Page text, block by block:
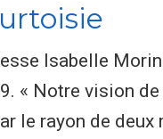
Isabelle
« Notre vision
le rayon de deux